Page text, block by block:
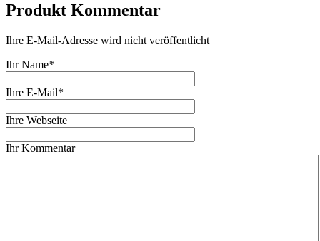
Produkt Kommentar
Ihre E-Mail-Adresse wird nicht veröffentlicht
Ihr Name*
Ihre E-Mail*
Ihre Webseite
Ihr Kommentar